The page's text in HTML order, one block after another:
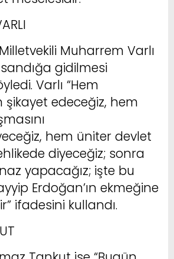
Muharrem Varlı
gidilmesi
Varlı “Hem
şikayet edeceğiz, hem
hem üniter devlet
diyeceğiz; sonra
yapacağız; işte bu
Erdoğan’ın ekmeğine
ifadesini kullandı.